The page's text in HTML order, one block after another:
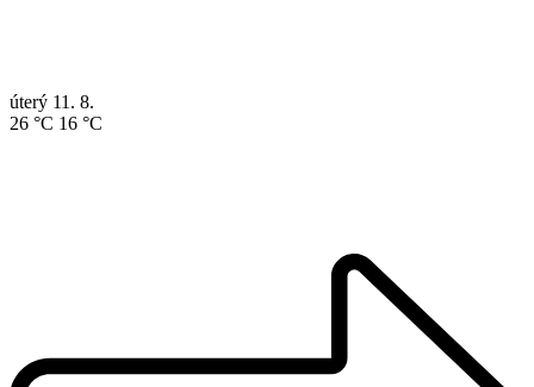
úterý 11. 8.
26 °C 16 °C